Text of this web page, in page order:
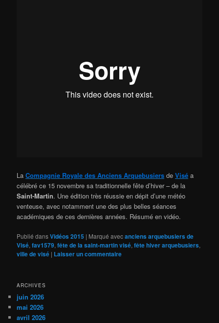
LaCompagnie Royale des Anciens Arquebusiers deVisé a
célébré ce 15 novembre sa traditionnelle fête d’hiver – de la
Saint-Martin. Une édition très réussie en dépit d’une météo
venteuse, avec notamment une des plus belles séances
académiques de ces dernières années. Résumé en vidéo.
Publié dansVidéos 2015 | Marqué avecanciens arquebusiers de
Visé,fav1579,fête de la saint-martin visé,fête hiver arquebusiers,
ville de visé | Laisser un commentaire
ARCHIVES
juin 2026
mai 2026
avril 2026